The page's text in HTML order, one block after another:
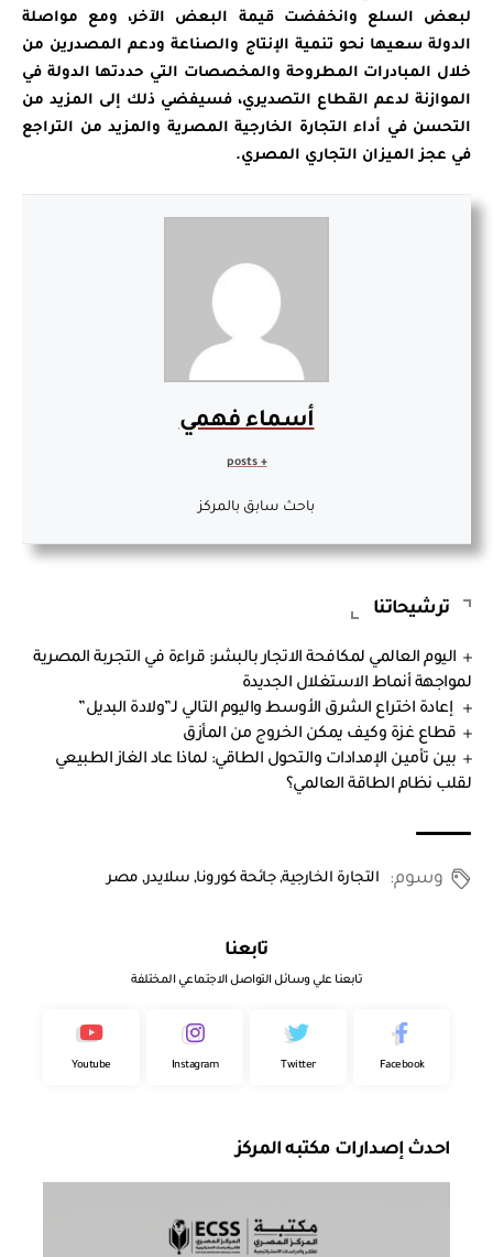
لبعض السلع وانخفضت قيمة البعض الآخر، ومع مواصلة
الدولة سعيها نحو تنمية الإنتاج والصناعة ودعم المصدرين من
خلال المبادرات المطروحة والمخصصات التي حددتها الدولة في
الموازنة لدعم القطاع التصديري، فسيفضي ذلك إلى المزيد من
التحسن في أداء التجارة الخارجية المصرية والمزيد من التراجع
في عجز الميزان التجاري المصري.
أسماء فهمي
باحث سابق بالمركز
ترشيحاتنا
اليوم العالمي لمكافحة الاتجار بالبشر: قراءة في التجربة المصرية
لمواجهة أنماط الاستغلال الجديدة
إعادة اختراع الشرق الأوسط واليوم التالي لـ”ولادة البديل”
قطاع غزة وكيف يمكن الخروج من المأزق
بين تأمين الإمدادات والتحول الطاقي: لماذا عاد الغاز الطبيعي
لقلب نظام الطاقة العالمي؟
وسوم: التجارة الخارجية,جائحة كورونا,سلايدر,مصر
تابعنا
تابعنا علي وسائل التواصل الاجتماعي المختلفة
Facebook
Twitter
Instagram
Youtube
احدث إصدارات مكتبه المركز